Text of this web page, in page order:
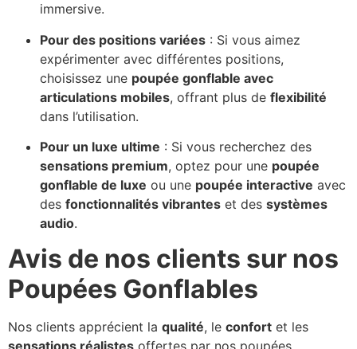
immersive.
Pour des positions variées : Si vous aimez
expérimenter avec différentes positions,
choisissez une poupée gonflable avec
articulations mobiles, offrant plus de flexibilité
dans l’utilisation.
Pour un luxe ultime : Si vous recherchez des
sensations premium, optez pour une poupée
gonflable de luxe ou une poupée interactive avec
des fonctionnalités vibrantes et des systèmes
audio.
Avis de nos clients sur nos
Poupées Gonflables
Nos clients apprécient la qualité, le confort et les